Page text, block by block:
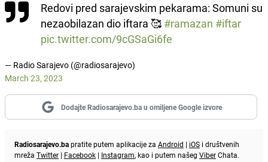
Redovi pred sarajevskim pekarama: Somuni su
nezaobilazan dio iftara 🥰 #ramazan #iftar
pic.twitter.com/9cGSaGi6fe
— Radio Sarajevo (@radiosarajevo)
March 23, 2023
Dodajte Radiosarajevo.ba u omiljene Google izvore
Radiosarajevo.bapratite putem aplikacije za Android | iOS i društvenih
mreža Twitter | Facebook | Instagram, kao i putem našeg ViberChata.